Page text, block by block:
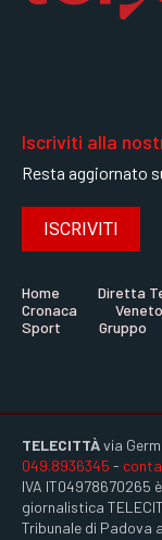
Iscriviti alla
Resta aggiornato
ISCRIVITI
Home Diretta
Cronaca
Veneto
Sport
Gruppo
TELECITTÀvia
049.8936345 -
IVA
giornalistica
Tribunale di Padova